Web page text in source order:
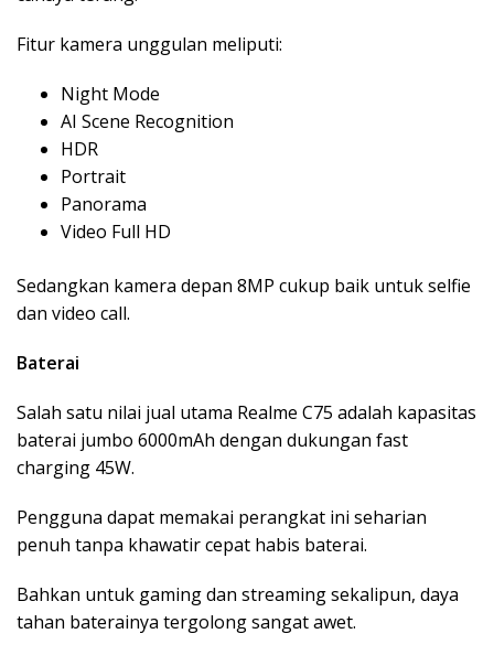
Fitur kamera unggulan meliputi:
Night Mode
AI Scene Recognition
HDR
Portrait
Panorama
Video Full HD
Sedangkan kamera depan 8MP cukup baik untuk selfie
dan video call.
Baterai
Salah satu nilai jual utama Realme C75 adalah kapasitas
baterai jumbo 6000mAh dengan dukungan fast
charging 45W.
Pengguna dapat memakai perangkat ini seharian
penuh tanpa khawatir cepat habis baterai.
Bahkan untuk gaming dan streaming sekalipun, daya
tahan baterainya tergolong sangat awet.